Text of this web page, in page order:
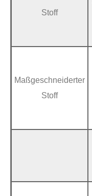
Stoff
Maßgeschneiderter
Stoff